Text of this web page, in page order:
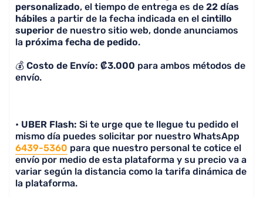
personalizado, el tiempo de entrega es de 22 días
hábiles a partir de la fecha indicada en el cintillo
superior de nuestro sitio web, donde anunciamos
la próxima fecha de pedido.
💰 Costo de Envío: ₡3.000 para ambos métodos de
envío.
• UBER Flash: Si te urge que te llegue tu pedido el
mismo día puedes solicitar por nuestro WhatsApp
6439-5360 para que nuestro personal te cotice el
envío por medio de esta plataforma y su precio va a
variar según la distancia como la tarifa dinámica de
la plataforma.